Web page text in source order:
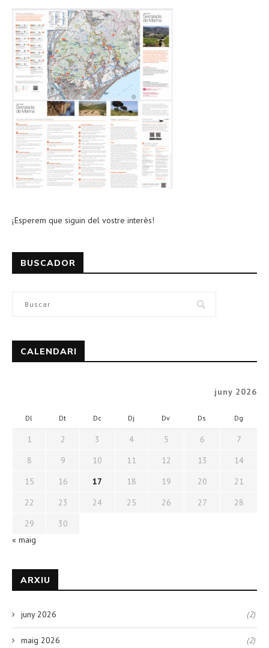
¡Esperem que siguin del vostre interès!
BUSCADOR
CALENDARI
juny 2026
Dl Dt Dc Dj Dv Ds Dg
1 2 3 4 5 6
7
8
9 10 11 12 13
14
15
16 17 18 19 20
21
22
23 24 25 26 27
28
29
30
« maig
ARXIU
juny 2026 (2)
maig 2026 (2)